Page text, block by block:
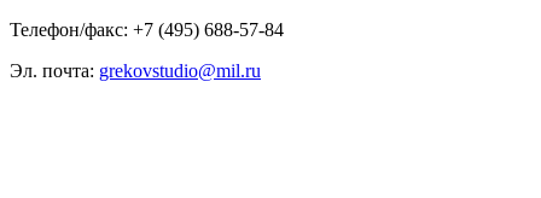
Телефон/факс: +7 (495) 688-57-84
Эл. почта: grekovstudio@mil.ru